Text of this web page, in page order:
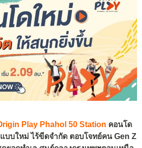
Play Phahol 50 Station คอนโด
บบใหม่ ไร้ขีดจำกัด ตอบโจทย์คน Gen Z